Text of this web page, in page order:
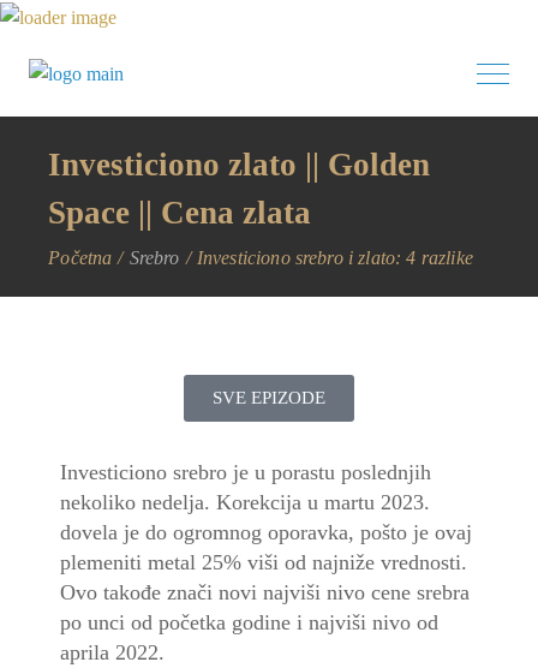
Investiciono zlato || Golden
Space || Cena zlata
Početna Srebro Investiciono srebro i zlato: 4 razlike
SVE EPIZODE
Investiciono srebro je u porastu poslednjih
nekoliko nedelja. Korekcija u martu 2023.
dovela je do ogromnog oporavka, pošto je ovaj
plemeniti metal 25% viši od najniže vrednosti.
Ovo takođe znači novi najviši nivocene srebra
po unci od početka godine i najviši nivo od
aprila 2022.